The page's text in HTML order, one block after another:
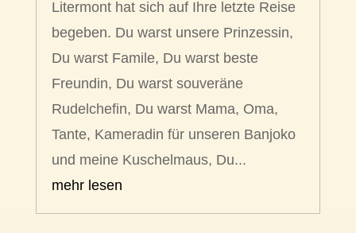
Litermont hat sich auf Ihre letzte Reise
begeben. Du warst unsere Prinzessin,
Du warst Famile, Du warst beste
Freundin, Du warst souveräne
Rudelchefin, Du warst Mama, Oma,
Tante, Kameradin für unseren Banjoko
und meine Kuschelmaus, Du...
mehr lesen